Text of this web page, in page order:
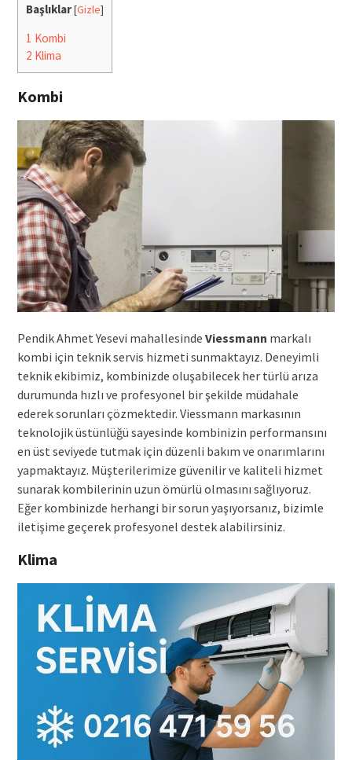
Başlıklar[Gizle]
1 Kombi
2 Klima
Kombi
Pendik Ahmet Yesevi mahallesinde Viessmann markalı
kombi için teknik servis hizmeti sunmaktayız. Deneyimli
teknik ekibimiz, kombinizde oluşabilecek her türlü arıza
durumunda hızlı ve profesyonel bir şekilde müdahale
ederek sorunları çözmektedir. Viessmann markasının
teknolojik üstünlüğü sayesinde kombinizin performansını
en üst seviyede tutmak için düzenli bakım ve onarımlarını
yapmaktayız. Müşterilerimize güvenilir ve kaliteli hizmet
sunarak kombilerinin uzun ömürlü olmasını sağlıyoruz.
Eğer kombinizde herhangi bir sorun yaşıyorsanız, bizimle
iletişime geçerek profesyonel destek alabilirsiniz.
Klima